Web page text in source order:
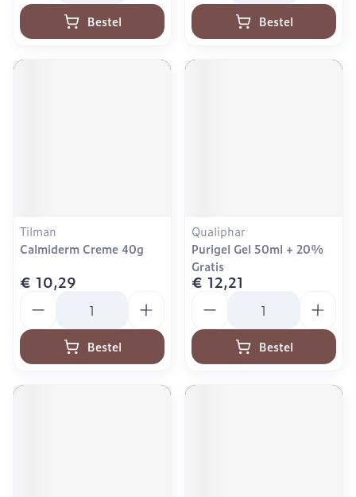
Bestel Bestel
Tilman
Calmiderm Creme 40g
€ 10,29
Bestel
Qualiphar
Purigel Gel 50ml + 20%
Gratis
€ 12,21
Bestel